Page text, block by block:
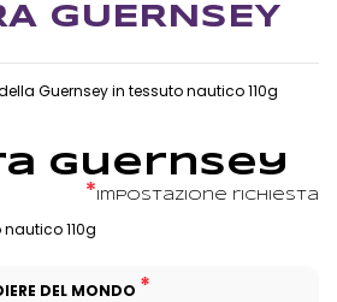
GUERNSEY
Guernsey in tessuto nautico 110g
Guernsey
* Impostazione richiesta
110g
DEL MONDO *